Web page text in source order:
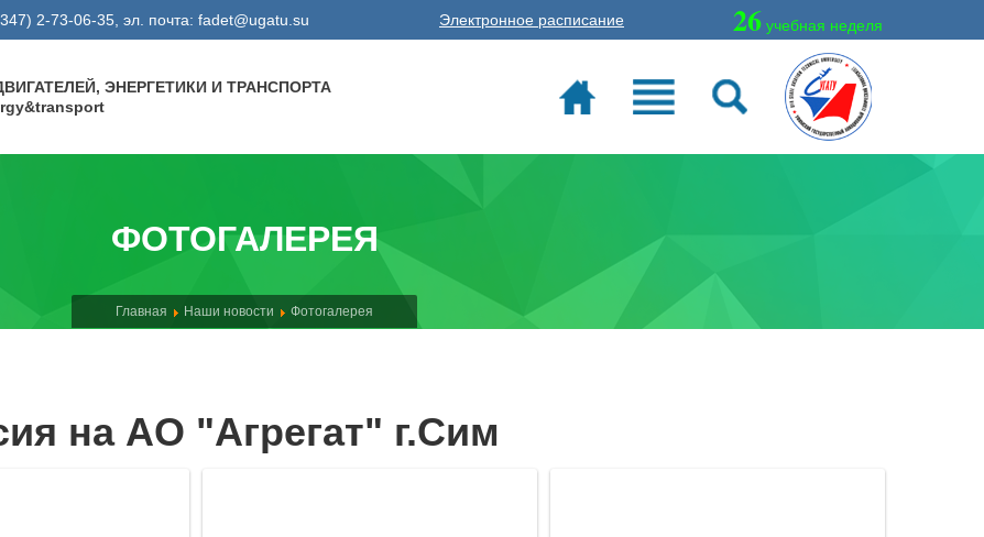
2-73-06-35, эл. почта: fadet@ugatu.su Электронное расписание 26 учебная неделя
ЭНЕРГЕТИКИ И ТРАНСПОРТА
ФОТОГАЛЕРЕЯ
Главная Наши новости Фотогалерея
на АО "Агрегат" г.Сим